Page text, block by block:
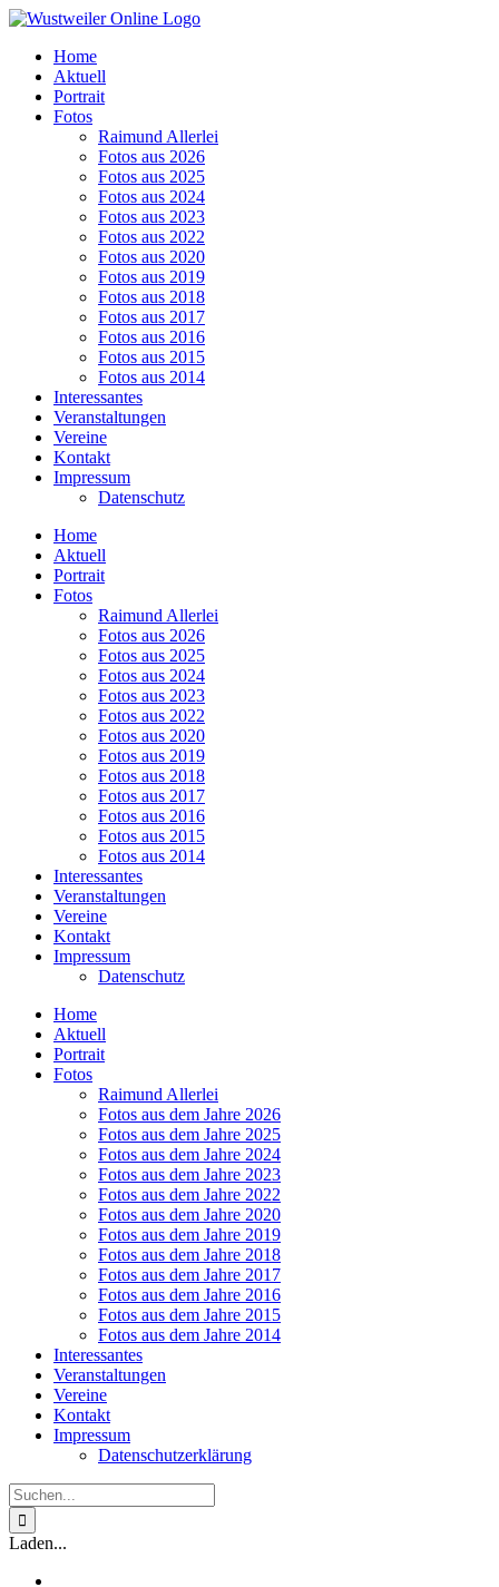
Zum
springenHome
Aktuell
Portrait
Fotos
Raimund Allerlei
Fotos aus 2026
Fotos aus 2025
Fotos aus 2024
Fotos aus 2023
Fotos aus 2022
Fotos aus 2020
Fotos aus 2019
Fotos aus 2018
Fotos aus 2017
Fotos aus 2016
Fotos aus 2015
Fotos aus 2014
Interessantes
Veranstaltungen
Vereine
Kontakt
Impressum
Datenschutz
Home
Aktuell
Portrait
Fotos
Raimund Allerlei
Fotos aus 2026
Fotos aus 2025
Fotos aus 2024
Fotos aus 2023
Fotos aus 2022
Fotos aus 2020
Fotos aus 2019
Fotos aus 2018
Fotos aus 2017
Fotos aus 2016
Fotos aus 2015
Fotos aus 2014
Interessantes
Veranstaltungen
Vereine
Kontakt
Impressum
Datenschutz
Home
Aktuell
Portrait
Fotos
Raimund Allerlei
Fotos aus dem Jahre 2026
Fotos aus dem Jahre 2025
Fotos aus dem Jahre 2024
Fotos aus dem Jahre 2023
Fotos aus dem Jahre 2022
Fotos aus dem Jahre 2020
Fotos aus dem Jahre 2019
Fotos aus dem Jahre 2018
Fotos aus dem Jahre 2017
Fotos aus dem Jahre 2016
Fotos aus dem Jahre 2015
Fotos aus dem Jahre 2014
Interessantes
Veranstaltungen
Vereine
Kontakt
Impressum
Datenschutzerklärung
Suche
nach:
Laden...